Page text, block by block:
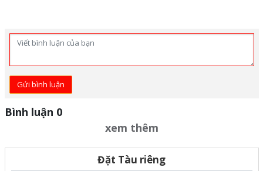
Gửi bình luận
Bình luận 0
xem thêm
Đặt Tàu riêng